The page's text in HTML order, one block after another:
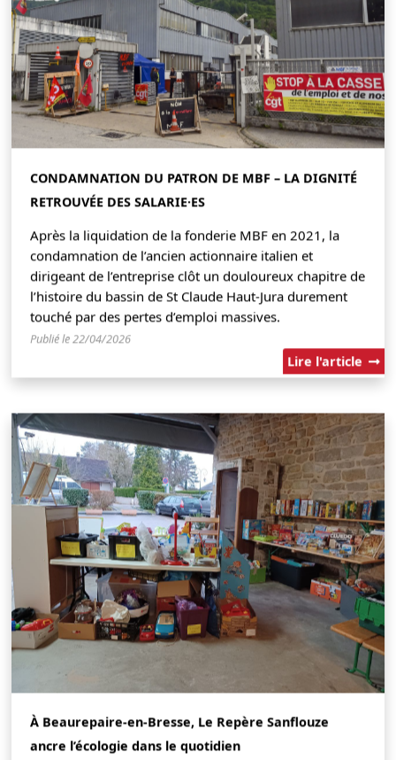
CONDAMNATION DU PATRON DE MBF – LA DIGNITÉ
RETROUVÉE DES SALARIE·ES
Après la liquidation de la fonderie MBF en 2021, la
condamnation de l’ancien actionnaire italien et
dirigeant de l’entreprise clôt un douloureux chapitre de
l’histoire du bassin de St Claude Haut-Jura durement
touché par des pertes d’emploi massives.
Publié le 22/04/2026
Lire l'article
À Beaurepaire-en-Bresse, Le Repère Sanflouze
ancre l’écologie dans le quotidien